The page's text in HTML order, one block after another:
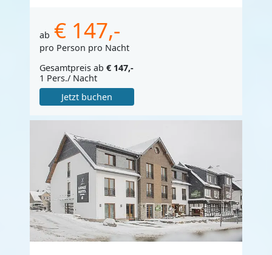
ab € 147,-
pro Person pro Nacht
Gesamtpreis ab € 147,-
1 Pers./ Nacht
Jetzt buchen